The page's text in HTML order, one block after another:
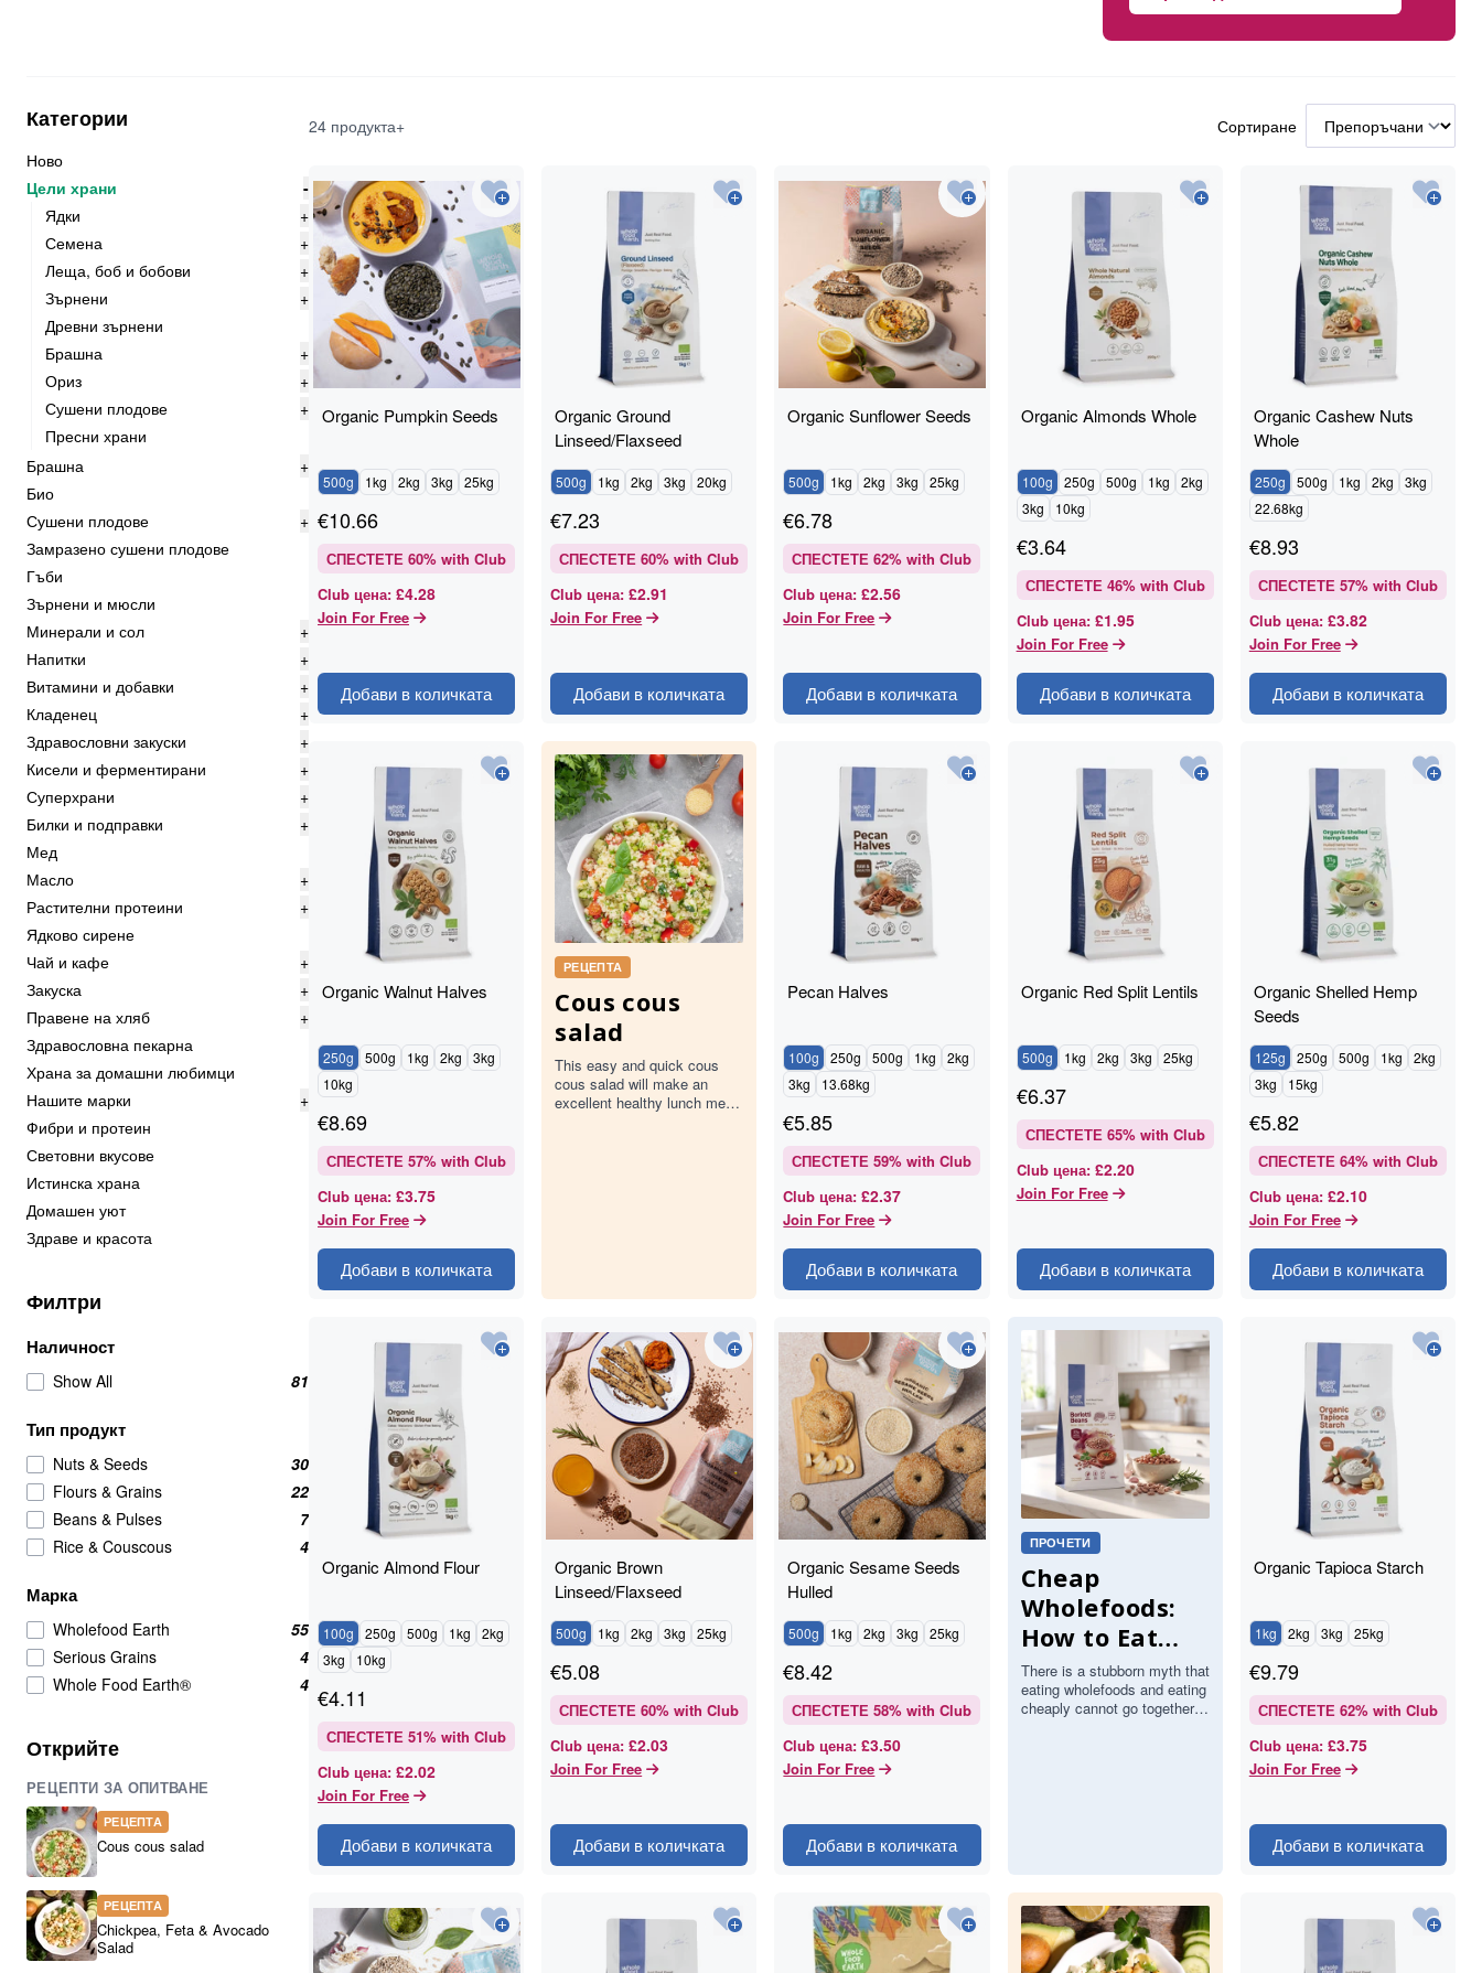
Категории
Ново
Цели храни
-
Ядки
+
Семена
+
Леща, боб и бобови
+
Зърнени
+
Древни зърнени
Брашна
+
Ориз
+
Сушени плодове
+
Пресни храни
Брашна
+
Био
Сушени плодове
+
Замразено сушени плодове
Гъби
Зърнени и мюсли
Минерали и сол
+
Напитки
+
Витамини и добавки
+
Кладенец
+
Здравословни закуски
+
Кисели и ферментирани
+
Суперхрани
+
Билки и подправки
+
Мед
Масло
+
Растителни протеини
+
Ядково сирене
Чай и кафе
+
Закуска
+
Правене на хляб
+
Здравословна пекарна
Храна за домашни любимци
Нашите марки
+
Фибри и протеин
Световни вкусове
Истинска храна
Домашен уют
Здраве и красота
Филтри
Наличност
Show All 81
Тип продукт
Nuts & Seeds
30
Flours & Grains
22
Beans & Pulses
7
Rice & Couscous
4
Марка
Wholefood Earth
55
Serious Grains
4
Whole Food Earth®
4
Открийте
РЕЦЕПТИ ЗА ОПИТВАНЕ
РЕЦЕПТА
Cous cous salad
РЕЦЕПТА
Chickpea, Feta & Avocado
Salad
24 продукта+ Сортиране
Organic Pumpkin Seeds
500g 1kg 2kg 3kg 25kg
€10.66
СПЕСТЕТЕ 60% with Club
Club цена: £4.28
Join For Free
Добави в количката
Organic Ground
Linseed/Flaxseed
500g 1kg 2kg 3kg 20kg
€7.23
СПЕСТЕТЕ 60% with Club
Club цена: £2.91
Join For Free
Добави в количката
Organic Sunflower Seeds
500g 1kg 2kg 3kg 25kg
€6.78
СПЕСТЕТЕ 62% with Club
Club цена: £2.56
Join For Free
Добави в количката
Organic Almonds Whole
100g 250g 500g 1kg
2kg
3kg
10kg
€3.64
СПЕСТЕТЕ 46% with Club
Club цена: £1.95
Join For Free
Добави в количката
Organic Cashew Nuts
Whole
250g 500g 1kg 2kg
3kg
22.68kg
€8.93
СПЕСТЕТЕ 57% with Club
Club цена: £3.82
Join For Free
Добави в количката
Organic Walnut Halves
250g 500g 1kg 2kg
3kg
10kg
€8.69
СПЕСТЕТЕ 57% with Club
Club цена: £3.75
Join For Free
Добави в количката
РЕЦЕПТА
Cous cous
salad
This easy and quick cous
cous salad will make an
excellent healthy lunch meal
Pecan Halves
100g 250g 500g 1kg
2kg
3kg
13.68kg
€5.85
СПЕСТЕТЕ 59% with Club
Club цена: £2.37
Join For Free
Добави в количката
Organic Red Split Lentils
500g 1kg 2kg 3kg 25kg
€6.37
СПЕСТЕТЕ 65% with Club
Club цена: £2.20
Join For Free
Добави в количката
Organic Shelled Hemp
Seeds
125g 250g 500g 1kg
2kg
3kg
15kg
€5.82
СПЕСТЕТЕ 64% with Club
Club цена: £2.10
Join For Free
Добави в количката
Organic Almond Flour
100g 250g 500g 1kg
2kg
3kg
10kg
€4.11
СПЕСТЕТЕ 51% with Club
Club цена: £2.02
Join For Free
Добави в количката
Organic Brown
Linseed/Flaxseed
500g 1kg 2kg 3kg 25kg
€5.08
СПЕСТЕТЕ 60% with Club
Club цена: £2.03
Join For Free
Добави в количката
Organic Sesame Seeds
Hulled
500g 1kg 2kg 3kg 25kg
€8.42
СПЕСТЕТЕ 58% with Club
Club цена: £3.50
Join For Free
Добави в количката
ПРОЧЕТИ
Cheap
Wholefoods:
How to Eat
Well for Less
There is a stubborn myth that
eating wholefoods and eating
cheaply cannot go together,
Organic Tapioca Starch
1kg 2kg 3kg 25kg
€9.79
СПЕСТЕТЕ 62% with Club
Club цена: £3.75
Join For Free
Добави в количката